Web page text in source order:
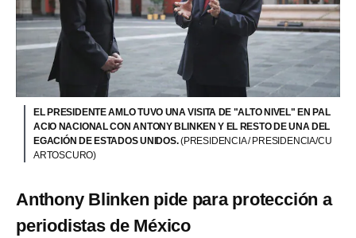
EL PRESIDENTE AMLO TUVO UNA VISITA DE "ALTO NIVEL" EN PAL
ACIO NACIONAL CON ANTONY BLINKEN Y EL RESTO DE UNA DEL
EGACIÓN DE ESTADOS UNIDOS.(PRESIDENCIA / PRESIDENCIA/CU
ARTOSCURO)
Anthony Blinken pide para protección a
periodistas de México